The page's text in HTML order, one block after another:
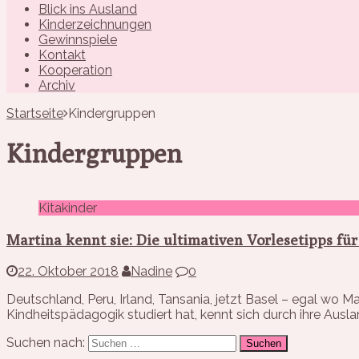
Blick ins Ausland
Kinderzeichnungen
Gewinnspiele
Kontakt
Kooperation
Archiv
Startseite Kindergruppen
Kindergruppen
Kitakinder
Martina kennt sie: Die ultimativen Vorlesetipps
22. Oktober 2018 Nadine
0
Deutschland, Peru, Irland, Tansania, jetzt Basel – egal wo
Kindheitspädagogik studiert hat, kennt sich durch ihre
Suchen nach: